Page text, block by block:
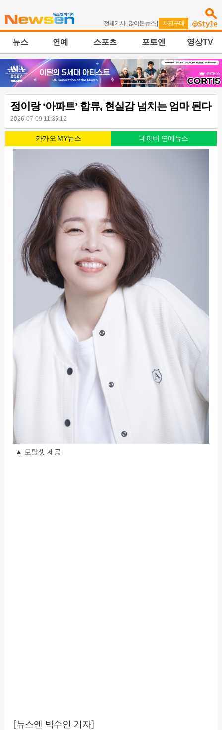
전체기사| 많이본뉴스 | 사진구매
뉴스 연예 스포츠 포토엔 영상TV
정이랑 ‘아파트’ 합류, 현실감 넘치는 엄마 된다
2026-07-09 11:35:12
카카오 MY뉴스 네이버 연예뉴스
▲ 토탈셋 제공
[뉴스엔 박수인 기자]